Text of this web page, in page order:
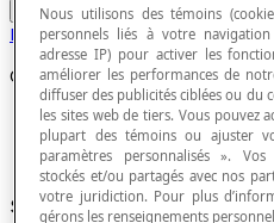
Aller
Relations entre des nombres
Ordre des opérations
Synonyme de priorité
Nous utilisons des témoins
personnels liés à votre
adresse IP) pour activer les
améliorer les performances de
diffuser des publicités ciblées ou du
les sites web de tiers. Vous pouvez
plupart des témoins ou ajuster
paramètres personnalisés ».
stockés et/ou partagés avec nos
votre juridiction. Pour plus
gérons les renseignements